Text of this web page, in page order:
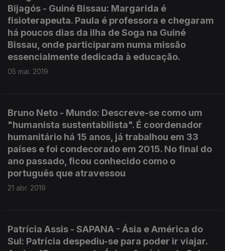
Bijagós - Guiné Bissau: Margarida é
fisioterapeuta. Paula é professora e chegaram
há poucos dias da ilha de Soga na Guiné
Bissau, onde participaram numa missão
essencialmente dedicada à educação.
05 mai. 2019
Bruno Neto - Mundo: Descreve-se como um
"humanista sustentabilista". É coordenador
humanitário há 15 anos, já trabalhou em 33
países e foi condecorado em 2015. No final do
ano passado, ficou conhecido como o
português que atravessou
21 abr. 2019
Patrícia Assis - SAPANA - Ásia e América do
Sul: Patrícia despediu-se para poder ir viajar.